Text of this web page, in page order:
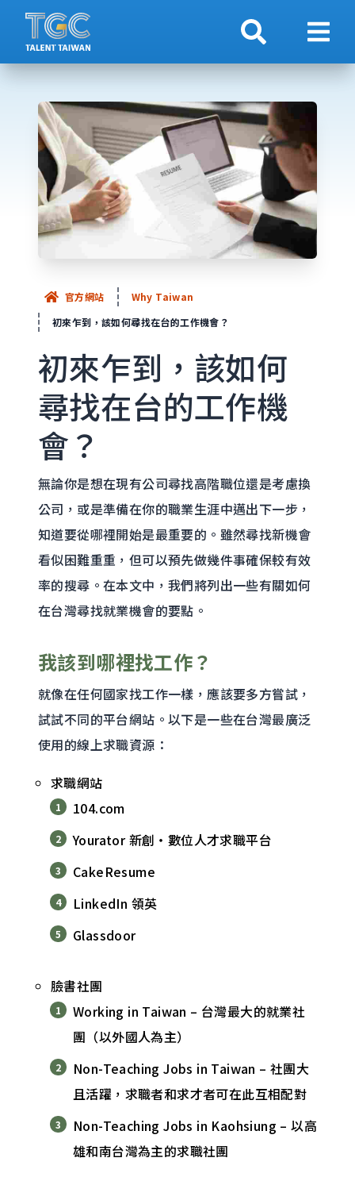
搜索 顯示
官方網站
Why Taiwan
初來乍到，該如何尋找在台的工作機會？
初來乍到，該如何
尋找在台的工作機
會？
無論你是想在現有公司尋找高階職位還是考慮換
公司，或是準備在你的職業生涯中邁出下一步，
知道要從哪裡開始是最重要的。雖然尋找新機會
看似困難重重，但可以預先做幾件事確保較有效
率的搜尋。在本文中，我們將列出一些有關如何
在台灣尋找就業機會的要點。
我該到哪裡找工作？
就像在任何國家找工作一樣，應該要多方嘗試，
試試不同的平台網站。以下是一些在台灣最廣泛
使用的線上求職資源：
求職網站
104.com
Yourator 新創‧數位人才求職平台
CakeResume
LinkedIn 領英
Glassdoor
臉書社團
Working in Taiwan – 台灣最大的就業社
團（以外國人為主）
Non-Teaching Jobs in Taiwan – 社團大
且活躍，求職者和求才者可在此互相配對
Non-Teaching Jobs in Kaohsiung – 以高
雄和南台灣為主的求職社團